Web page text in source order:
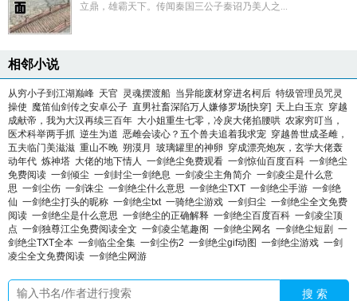
立鼎，雄霸天下。传闻秦国三公子秦诏乃美人之...
相邻小说
从穷小子到江湖巅峰 天官 灵魂摆渡船 当异能废材穿进名柯后 特级管理员咒灵
操使 魔笛仙剑传之安卓公子 直男社畜深陷万人嫌修罗场[快穿] 天上白玉京 穿越
成献帝，我为大汉再续三百年 大小姐重生七零，冷戾大佬掐腰哄 农家穷叮当，
医术科举两手抓 逆生为道 恶雌会读心？五个兽夫追着我求宠 穿越兽世成圣雌，
五夫临门美滋滋 重山不晚 朔漠月 玻璃罐里的神卵 穿成漂亮炮灰，玄学大佬轰
动年代 炼神塔 大佬的地下情人 一剑绝尘免费观看 一剑惊仙百度百科 一剑绝尘
免费阅读 一剑倾尘 一剑封尘一剑绝息 一剑凌尘主角简介 一剑凌尘是什么意
思 一剑尘伤 一剑诛尘 一剑绝尘什么意思 一剑绝尘TXT 一剑绝尘手游 一剑绝
仙 一剑绝尘打头的昵称 一剑绝尘txt 一骑绝尘游戏 一剑归尘 一剑绝尘全文免费
阅读 一剑绝尘是什么意思 一剑绝尘的正确解释 一剑绝尘百度百科 一剑凌尘顶
点 一剑独尊江尘免费阅读全文 一剑凌尘笔趣阁 一剑绝尘网名 一剑绝尘短剧 一
剑绝尘TXT全本 一剑临尘全集 一剑尘伤2 一剑绝尘gif动图 一剑绝尘游戏 一剑
凌尘全文免费阅读 一剑绝尘网游
搜 索